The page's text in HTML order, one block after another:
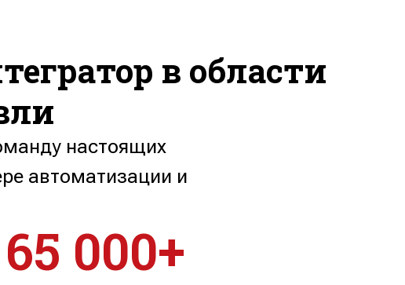
в области
настоящих
автоматизации и
65 000+